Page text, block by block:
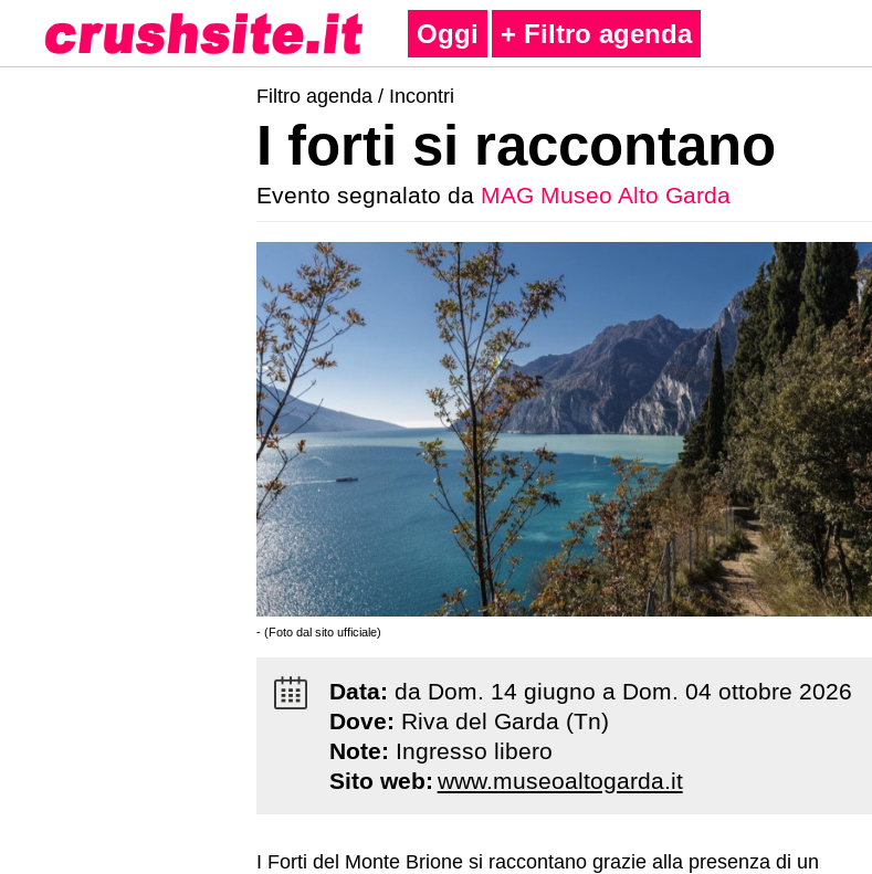
Oggi + Filtro agenda
Filtro agenda / Incontri
I forti si raccontano
Evento segnalato da MAG Museo Alto Garda
- (Foto dal sito ufficiale)
Data: da Dom. 14 giugno a Dom. 04 ottobre 2026
Dove: Riva del Garda (Tn)
Note: Ingresso libero
Sito web: www.museoaltogarda.it
I Forti del Monte Brione si raccontano grazie alla presenza di un